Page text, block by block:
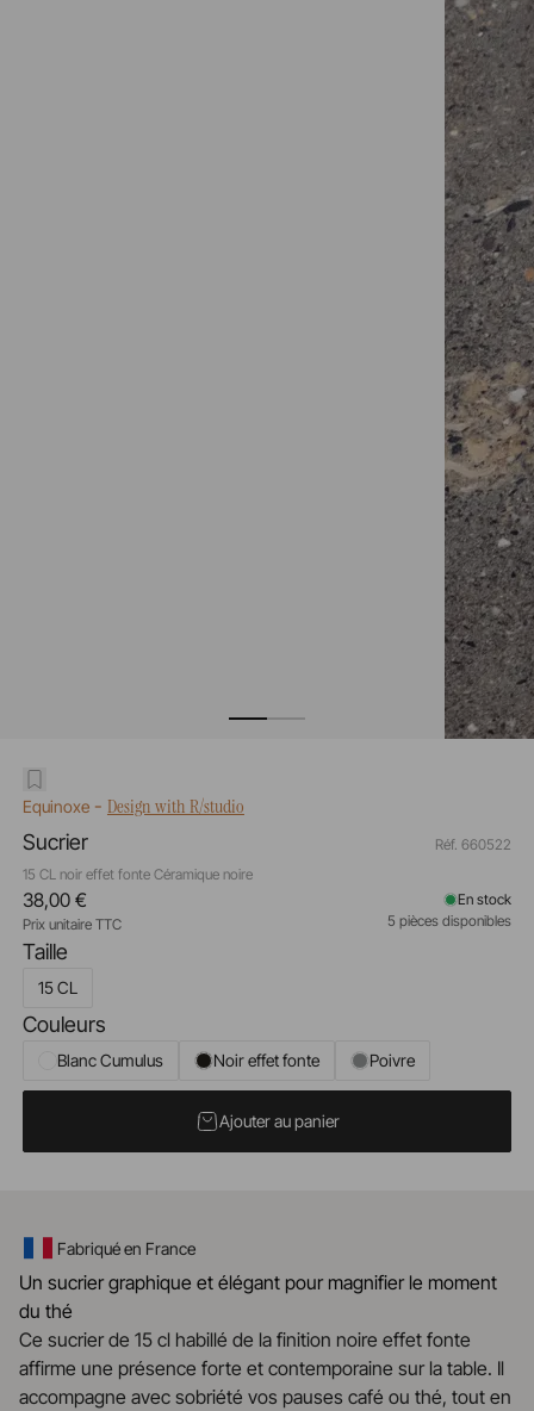
Equinoxe- Design with R/studio
Sucrier
15 CL noir effet fonte Céramique noire
Réf. 660522
Taille
15 CL
Couleurs
Blanc Cumulus Noir effet fonte Poivre
38,00 €
Prix unitaire TTC
En stock
5 pièces disponibles
Ajouter au panier
Fabriqué en France
Un sucrier graphique et élégant pour magnifier le moment
du thé
Ce sucrier de 15 cl habillé de la finition noire effet fonte
affirme une présence forte et contemporaine sur la table. Il
accompagne avec sobriété vos pauses café ou thé, tout en